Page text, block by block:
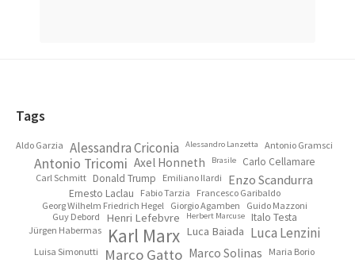
Footer
Tags
Aldo Garzia Alessandra Criconia Alessandro Lanzetta Antonio Gramsci
Antonio Tricomi Axel Honneth Brasile Carlo Cellamare
Carl Schmitt Donald Trump Emiliano Ilardi Enzo Scandurra
Ernesto Laclau Fabio Tarzia
Francesco Garibaldo
Georg Wilhelm Friedrich Hegel
Giorgio Agamben
Guido Mazzoni
Guy Debord
Henri Lefebvre Herbert Marcuse Italo Testa
Jürgen Habermas Karl Marx Luca Baiada Luca Lenzini
Luisa Simonutti Marco Gatto Marco Solinas Maria Borio